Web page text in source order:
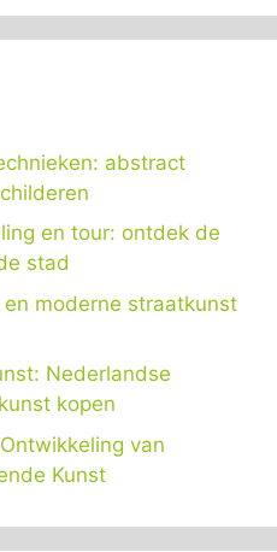
abstract
en tour: ontdek de
stad
moderne straatkunst
Nederlandse
kopen
van
Kunst